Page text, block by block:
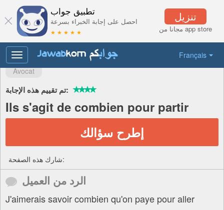
تنزيل
مجانا من app store
تطبيق جواب
احصل على إجابة الخبراء بسرعة
★ ★ ★ ★ ★
Français
Toggle
navigation
Avocat
تم تقييم هذه الإجابة:
Ils s'agit de combien pour partir
إطرح سؤالك
شارك هذه الصفحة:
الرد من العميل
J'aimerais savoir combien qu'on paye pour aller